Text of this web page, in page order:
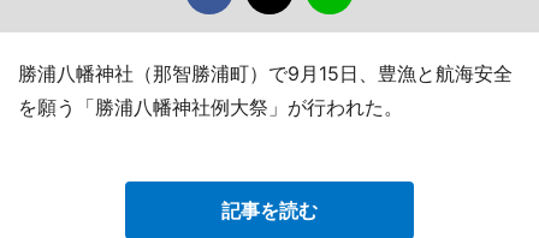
勝浦八幡神社（那智勝浦町）で9月15日、豊漁と航海安全
を願う「勝浦八幡神社例大祭」が行われた。
記事を読む